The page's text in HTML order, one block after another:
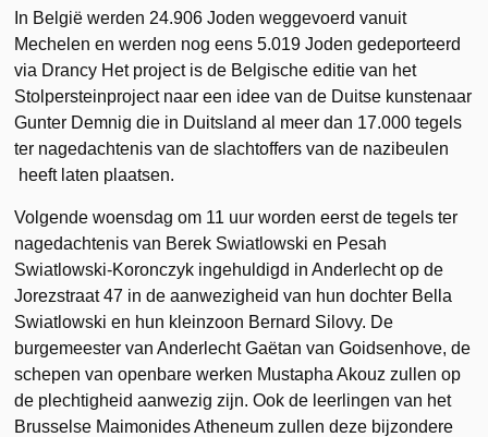
In België werden 24.906 Joden weggevoerd vanuit
Mechelen en werden nog eens 5.019 Joden gedeporteerd
via Drancy Het project is de Belgische editie van het
Stolpersteinproject naar een idee van de Duitse kunstenaar
Gunter Demnig die in Duitsland al meer dan 17.000 tegels
ter nagedachtenis van de slachtoffers van de nazibeulen
heeft laten plaatsen.
Volgende woensdag om 11 uur worden eerst de tegels ter
nagedachtenis van Berek Swiatlowski en Pesah
Swiatlowski-Koronczyk ingehuldigd in Anderlecht op de
Jorezstraat 47 in de aanwezigheid van hun dochter Bella
Swiatlowski en hun kleinzoon Bernard Silovy. De
burgemeester van Anderlecht Gaëtan van Goidsenhove, de
schepen van openbare werken Mustapha Akouz zullen op
de plechtigheid aanwezig zijn. Ook de leerlingen van het
Brusselse Maimonides Atheneum zullen deze bijzondere